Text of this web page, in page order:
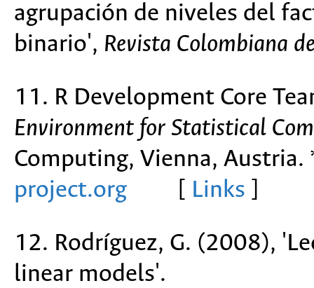
agrupación de niveles del
binario', Revista Colombiana
11. R Development Core
Environment for Statistical
Computing, Vienna, Austria.
project.org
Links
12. Rodríguez, G. (2008),
linear models'.